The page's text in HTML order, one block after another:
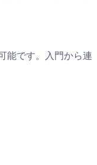
能です。入門から連